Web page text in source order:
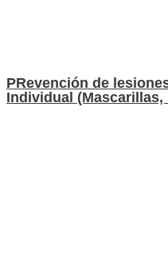
PRevención de
Individual